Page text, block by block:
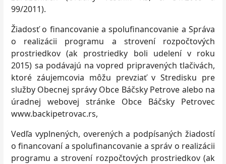
99/2011).
Žiadosť o financovanie a spolufinancovanie a Správa
o realizácii programu a strovení rozpočtových
prostriedkov (ak prostriedky boli udelení v roku
2015) sa podávajú na vopred pripravených tlačivách,
ktoré záujemcovia môžu prevziať v Stredisku pre
služby Obecnej správy Obce Báčsky Petrove alebo na
úradnej webovej stránke Obce Báčsky Petrovec
www.backipetrovac.rs,
Vedľa vyplnených, overených a podpísaných žiadostí
o financovaní a spolufinancovanie a správ o realizácii
programu a strovení rozpočtových prostriedkov (ak